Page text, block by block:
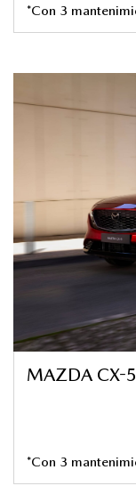
*Con 3
MAZDA CX-
*Con 3